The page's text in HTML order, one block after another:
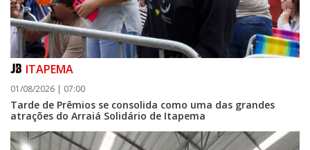
ITAPEMA
01/08/2026 | 07:00
Tarde de Prêmios se consolida como uma das grandes
atrações do Arraiá Solidário de Itapema